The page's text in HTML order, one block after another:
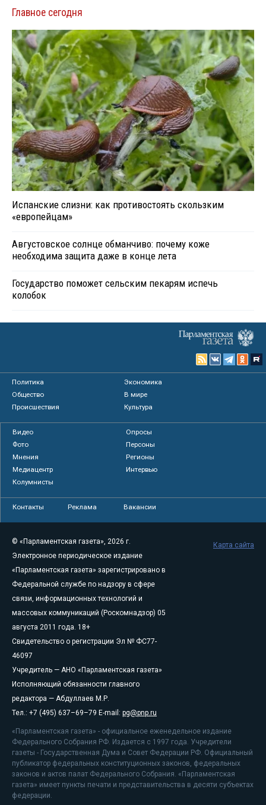
Главное сегодня
Испанские слизни: как противостоять скользким
«европейцам»
Августовское солнце обманчиво: почему коже
необходима защита даже в конце лета
Государство поможет сельским пекарям испечь
колобок
Политика
Экономика
Общество
В мире
Происшествия
Культура
Видео
Опросы
Фото
Персоны
Мнения
Регионы
Медиацентр
Интервью
Колумнисты
Контакты Реклама Вакансии
© «Парламентская газета», 2026 г.
Электронное периодическое издание
«Парламентская газета» зарегистрировано в
Федеральной службе по надзору в сфере
связи, информационных технологий и
массовых коммуникаций (Роскомнадзор) 05
августа 2011 года. 18+
Свидетельство о регистрации Эл № ФС77-
46097
Учредитель — АНО «Парламентская газета»
Исполняющий обязанности главного
редактора — Абдуллаев М.Р.
Тел.: +7 (495) 637–69–79 E-mail: pg@pnp.ru
«Парламентская газета» - официальное еженедельное издание
Федерального Собрания РФ. Издается с 1997 года. Учредители
газеты - Государственная Дума и Совет Федерации РФ. Официальный
публикатор федеральных конституционных законов, федеральных
законов и актов палат Федерального Собрания. «Парламентская
газета» имеет пункты печати и представительства в десяти субъектах
федерации.
Карта сайта